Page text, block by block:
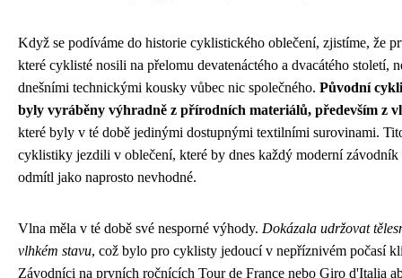
Když se podíváme do historie cyklistického oblečení, zjistíme, že
které cyklisté nosili na přelomu devatenáctého a dvacátého století,
dnešními technickými kousky vůbec nic společného. Původní
byly vyráběny výhradně z přírodních materiálů, především z
které byly v té době jedinými dostupnými textilními surovinami.
cyklistiky jezdili v oblečení, které by dnes každý moderní závodník
odmítl jako naprosto nevhodné.
Vlna měla v té době své nesporné výhody. Dokázala udržovat
vlhkém stavu, což bylo pro cyklisty jedoucí v nepříznivém počasí
Závodníci na prvních ročnících Tour de France nebo Giro d'Italia